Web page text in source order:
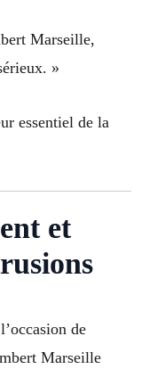
Marseille,
»
essentiel de la
et
de
Marseille